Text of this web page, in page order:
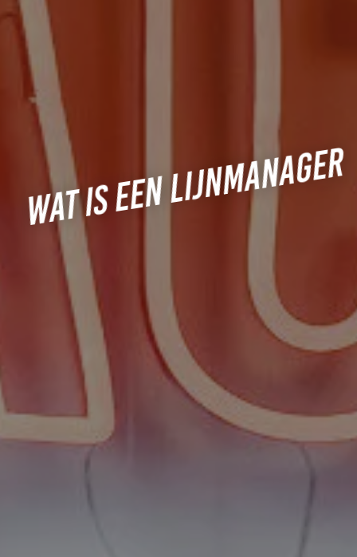
WAT IS EEN LIJNMANAGER